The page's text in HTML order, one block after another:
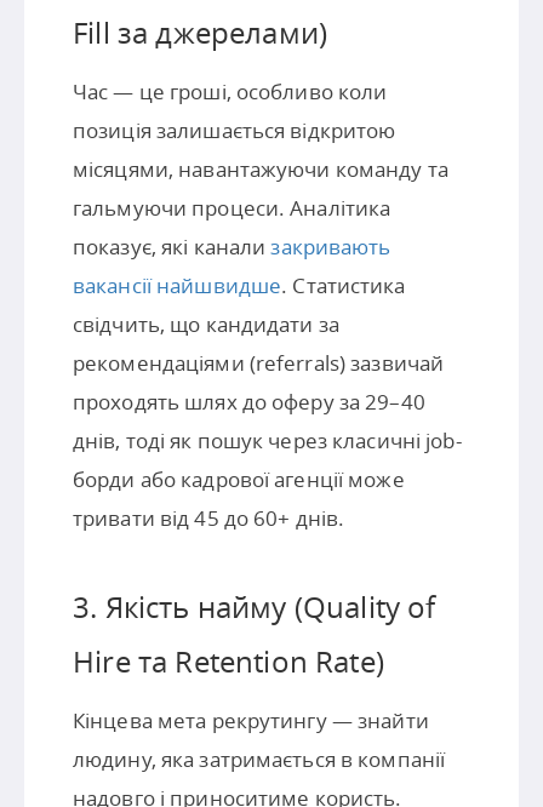
Fill за джерелами)
Час — це гроші, особливо коли
позиція залишається відкритою
місяцями, навантажуючи команду та
гальмуючи процеси. Аналітика
показує, які канализакривають
вакансії найшвидше. Статистика
свідчить, що кандидати за
рекомендаціями (referrals) зазвичай
проходять шлях до оферу за 29–40
днів, тоді як пошук через класичні job-
борди або кадрової агенції може
тривати від 45 до 60+ днів.
3. Якість найму (Quality of
Hire та Retention Rate)
Кінцева мета рекрутингу — знайти
людину, яка затримається в компанії
надовго і приноситиме користь.